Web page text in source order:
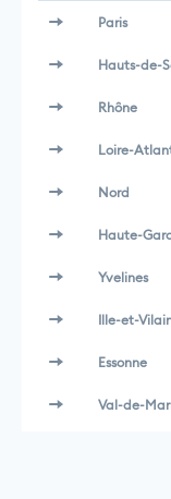
Paris
Hauts-de-
Rhône
Loire-
Nord
Haute-
Yvelines
Ille-et-
Essonne
Val-de-